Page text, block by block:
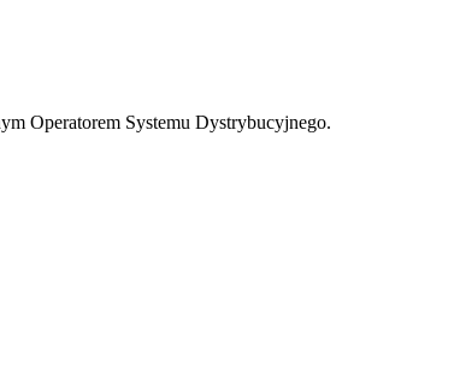
Operatorem Systemu Dystrybucyjnego.